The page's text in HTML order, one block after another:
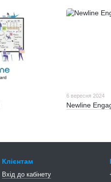
6 вересня 2024
Newline
Клієнтам
Вхід до кабінету